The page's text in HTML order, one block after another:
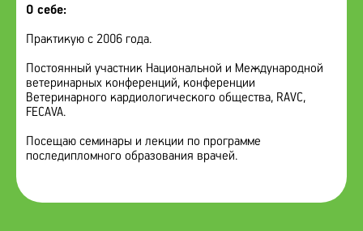
О себе:
Практикую с 2006 года.
Постоянный участник Национальной и Международной
ветеринарных конференций, конференции
Ветеринарного кардиологического общества, RAVC,
FECAVA.
Посещаю семинары и лекции по программе
последипломного образования врачей.